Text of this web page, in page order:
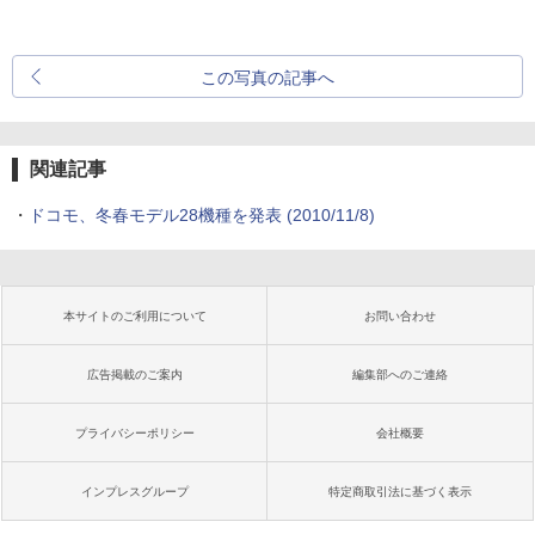
この写真の記事へ
関連記事
・ ドコモ、冬春モデル28機種を発表 (2010/11/8)
本サイトのご利用について お問い合わせ
広告掲載のご案内 編集部へのご連絡
プライバシーポリシー 会社概要
インプレスグループ 特定商取引法に基づく表示